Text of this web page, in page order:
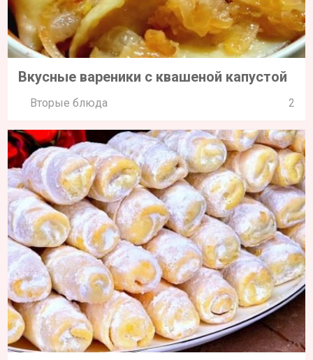
Вкусные вареники с квашеной капустой
Вторые блюда 2